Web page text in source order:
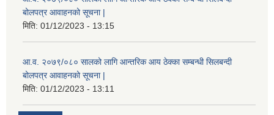
बोलपत्र आवाहनको सूचना |
मिति: 01/12/2023 - 13:15
आ.व. २०७९/०८० सालको लागि आन्तरिक आय ठेक्का सम्बन्धी सिलबन्दी
बोलपत्र आवाहनको सूचना |
मिति: 01/12/2023 - 13:11